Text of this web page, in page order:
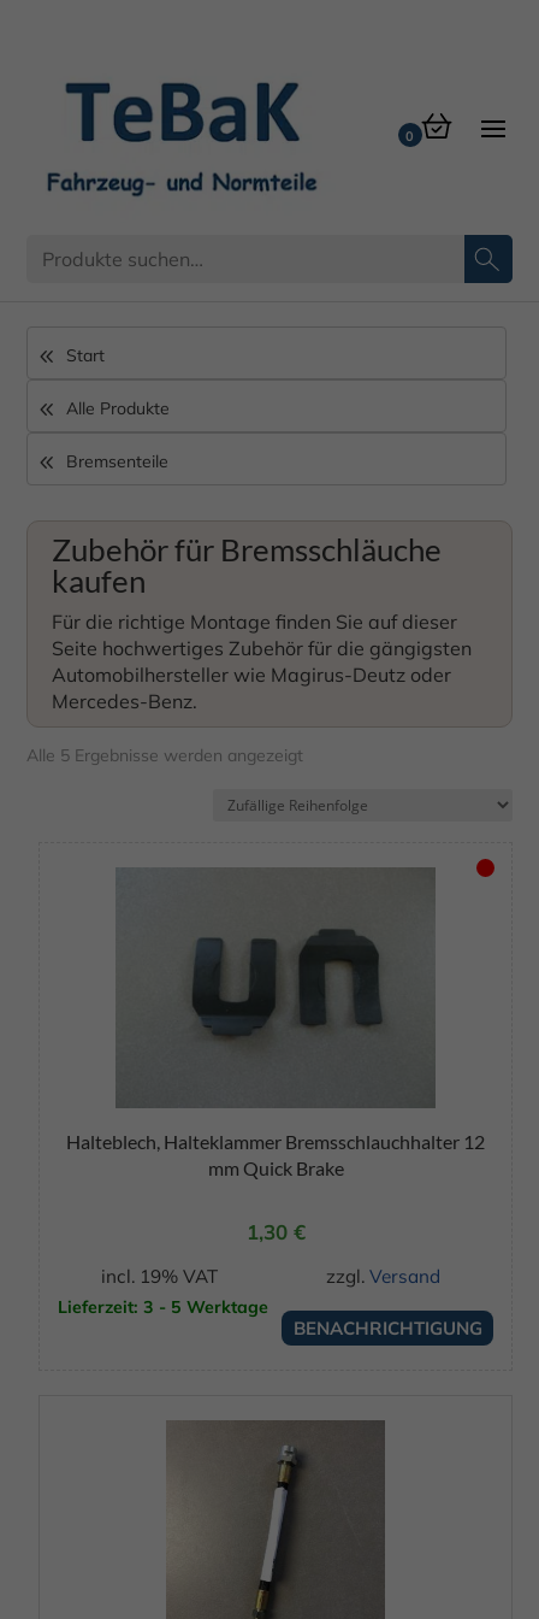
Bremsschlauch Zubehör
Start
Alle Produkte
Bremsenteile
Zubehör für Bremsschläuche
kaufen
Für die richtige Montage finden Sie auf dieser
Seite hochwertiges Zubehör für die gängigsten
Automobilhersteller wie Magirus-Deutz oder
Mercedes-Benz.
Alle 5 Ergebnisse werden angezeigt
Halteblech, Halteklammer Bremsschlauchhalter 12
mm Quick Brake
1,30 €
incl. 19% VAT zzgl. Versand
Lieferzeit: 3 - 5 Werktage
BENACHRICHTIGUNG